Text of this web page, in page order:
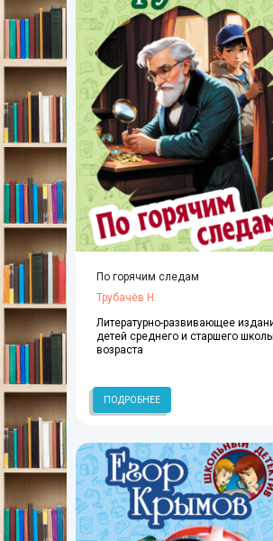
По горячим следам
Трубачёв Н.
Литературно-развивающее
детей среднего и старшего
возраста
ПОДРОБНЕЕ